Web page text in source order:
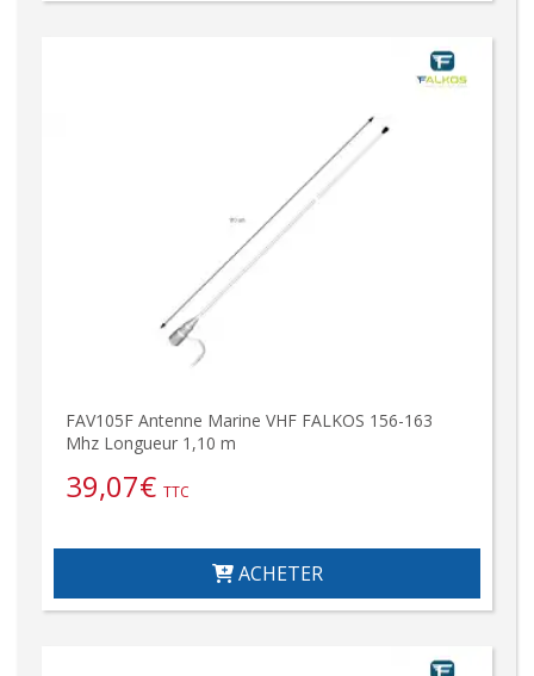
FAV105F Antenne Marine VHF FALKOS 156-163
Mhz Longueur 1,10 m
39,07€ TTC
ACHETER